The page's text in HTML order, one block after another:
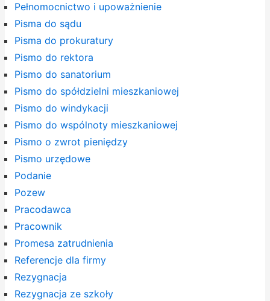
Pełnomocnictwo i upoważnienie
Pisma do sądu
Pisma do prokuratury
Pismo do rektora
Pismo do sanatorium
Pismo do spółdzielni mieszkaniowej
Pismo do windykacji
Pismo do wspólnoty mieszkaniowej
Pismo o zwrot pieniędzy
Pismo urzędowe
Podanie
Pozew
Pracodawca
Pracownik
Promesa zatrudnienia
Referencje dla firmy
Rezygnacja
Rezygnacja ze szkoły